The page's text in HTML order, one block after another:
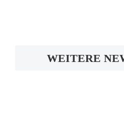
WEITERE